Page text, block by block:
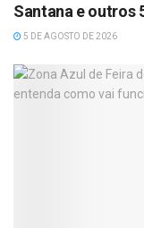
Santana e outros
5 DE AGOSTO DE 2026